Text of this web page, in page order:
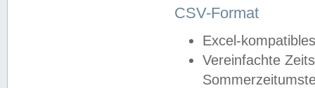
CSV-Format
Excel-
Vereinfachte